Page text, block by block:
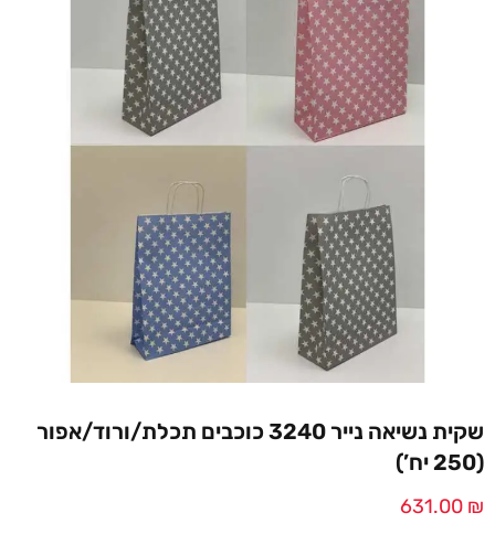
שקית נשיאה נייר 3240 כוכבים תכלת/ורוד/אפור
(250 יח’)
631.00 ₪